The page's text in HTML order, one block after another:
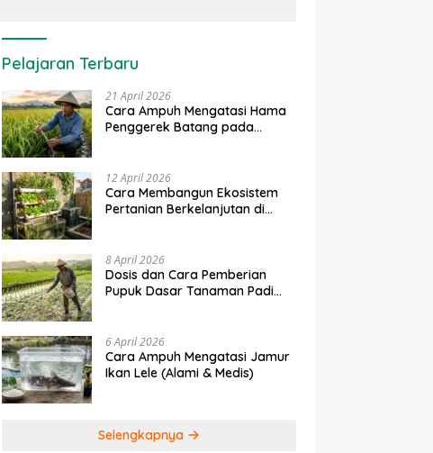
Pelajaran Terbaru
21 April 2026
Cara Ampuh Mengatasi Hama
Penggerek Batang pada
12 April 2026
Cara Membangun Ekosistem
Pertanian Berkelanjutan di
8 April 2026
Dosis dan Cara Pemberian
Pupuk Dasar Tanaman Padi
6 April 2026
Cara Ampuh Mengatasi Jamur
Ikan Lele (Alami & Medis)
Selengkapnya